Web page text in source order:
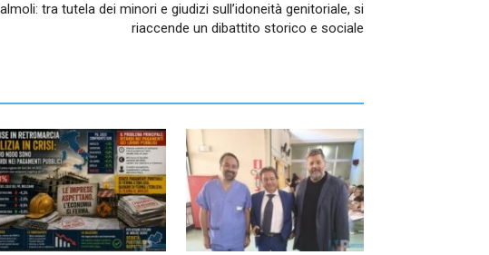
tra tutela dei minori e giudizi sull’idoneità genitoriale, si
riaccende un dibattito storico e sociale